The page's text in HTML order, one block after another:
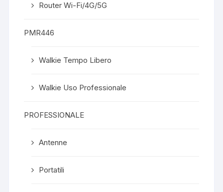
Router Wi-Fi/4G/5G
PMR446
Walkie Tempo Libero
Walkie Uso Professionale
PROFESSIONALE
Antenne
Portatili